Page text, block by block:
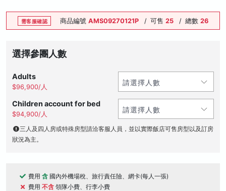
需客服確認 商品編號AMS09270121P / 可售25 / 總數26
選擇參團人數
Adults
$96,900/人
Children account for bed
$94,900/人
三人及四人房或特殊房型請洽客服人員，並以實際飯店可售房型以及訂房
狀況為主。
費用 含 國內外機場稅、旅行責任險、網卡(每人一張)
費用 不含 領隊小費、行李小費